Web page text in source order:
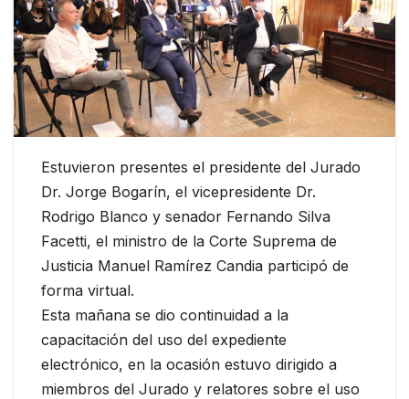
Estuvieron presentes el presidente del Jurado
Dr. Jorge Bogarín, el vicepresidente Dr.
Rodrigo Blanco y senador Fernando Silva
Facetti, el ministro de la Corte Suprema de
Justicia Manuel Ramírez Candia participó de
forma virtual.
Esta mañana se dio continuidad a la
capacitación del uso del expediente
electrónico, en la ocasión estuvo dirigido a
miembros del Jurado y relatores sobre el uso